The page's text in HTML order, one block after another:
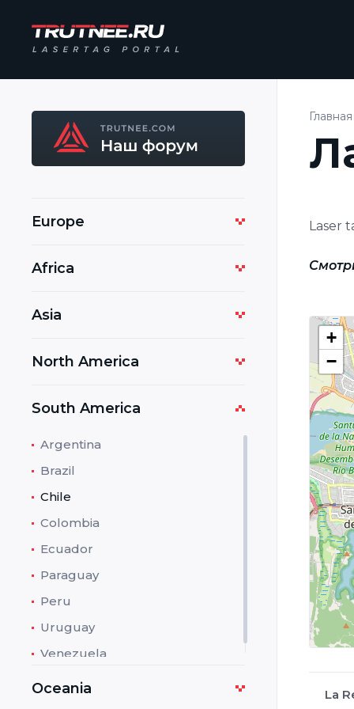
Europe
Africa
Asia
North America
South America
Argentina
Brazil
Chile
Colombia
Ecuador
Paraguay
Peru
Uruguay
Venezuela
Oceania
Главная
Laser
+
−
La